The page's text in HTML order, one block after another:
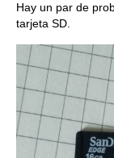
Hay un par de
tarjeta SD.